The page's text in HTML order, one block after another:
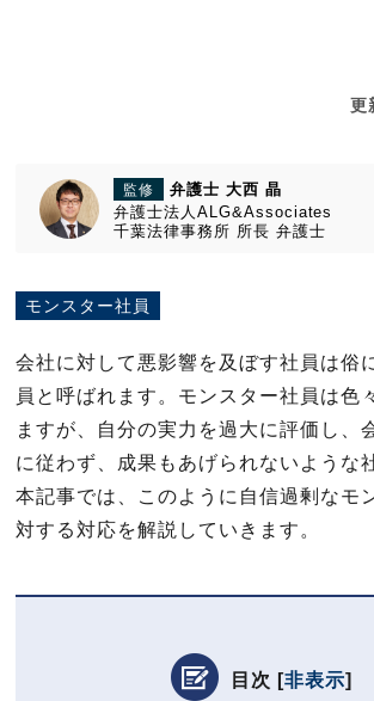
更
監修
弁護士 大西 晶
弁護士法人ALG&Associates
千葉法律事務所 所長 弁護士
モンスター社員
会社に対して悪影響を及ぼす社員は俗
員と呼ばれます。モンスター社員は色
ますが、自分の実力を過大に評価し、
に従わず、成果もあげられないような
本記事では、このように自信過剰なモ
対する対応を解説していきます。
目次 [非表示]